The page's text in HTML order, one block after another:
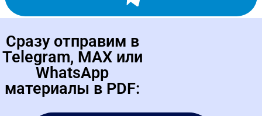
Сразу отправим в
Telegram, MAX или
WhatsApp
материалы в PDF: